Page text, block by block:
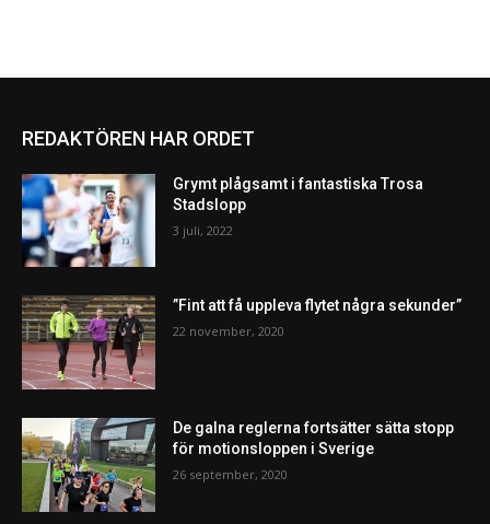
REDAKTÖREN HAR ORDET
Grymt plågsamt i fantastiska Trosa
Stadslopp
3 juli, 2022
”Fint att få uppleva flytet några sekunder”
22 november, 2020
De galna reglerna fortsätter sätta stopp
för motionsloppen i Sverige
26 september, 2020